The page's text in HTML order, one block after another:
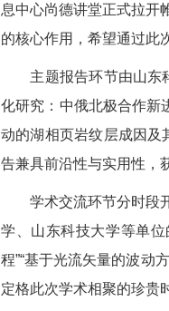
息中心尚德讲堂正式拉开
的核心作用，希望通过此
主题报告环节由山东科
化研究：中俄北极合作新
动的湖相页岩纹层成因
告兼具前沿性与实用性，
学术交流环节分时段开
学、山东科技大学等单
程”“基于光流矢量的波动
定格此次学术相聚的珍贵